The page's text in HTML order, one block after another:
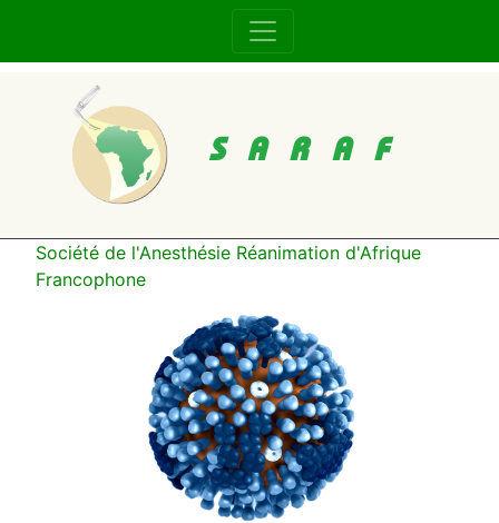
SARAF
Société de l'Anesthésie Réanimation d'Afrique
Francophone